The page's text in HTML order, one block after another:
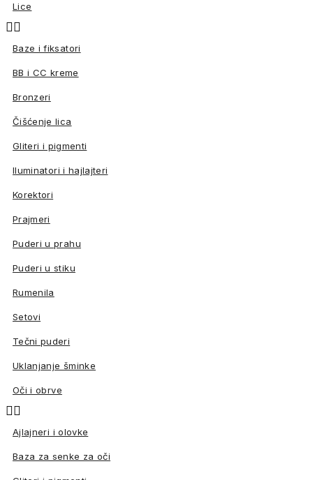
Lice

Baze i fiksatori
BB i CC kreme
Bronzeri
Čišćenje lica
Gliteri i pigmenti
Iluminatori i hajlajteri
Korektori
Prajmeri
Puderi u prahu
Puderi u stiku
Rumenila
Setovi
Tečni puderi
Uklanjanje šminke
Oči i obrve

Ajlajneri i olovke
Baza za senke za oči